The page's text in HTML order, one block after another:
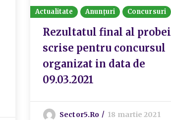
Actualitate Anunțuri Concursuri
Rezultatul final al probei
scrise pentru concursul
organizat in data de
09.03.2021
Sector5.ro 18 martie 2021